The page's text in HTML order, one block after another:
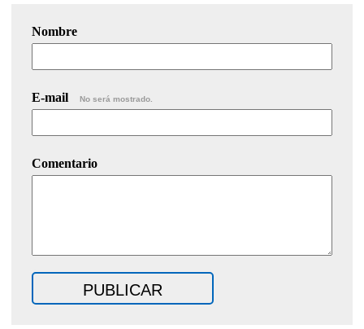
Nombre
E-mail No será mostrado.
Comentario